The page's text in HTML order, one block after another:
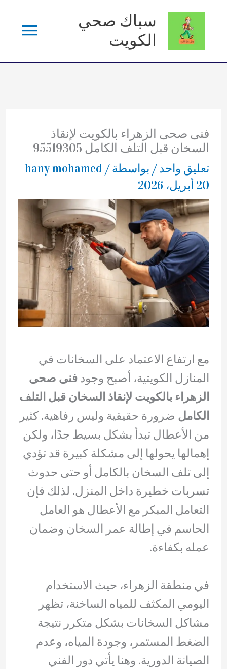
تخطي
المحتوى
سباك صحي
الكويت
فنى صحى الزهراء بالكويت لإنقاذ
السخان قبل التلف الكامل 95519305
تعليق واحد / بواسطة hany mohamed /
20 أبريل، 2026
مع ارتفاع الاعتماد على السخانات في
المنازل الكويتية، أصبح وجودفنى صحى
الزهراء بالكويت لإنقاذ السخان قبل التلف
الكامل ضرورة حقيقية وليس رفاهية. كثير
من الأعطال تبدأ بشكل بسيط جدًا، ولكن
إهمالها يحولها إلى مشكلة كبيرة قد تؤدي
إلى تلف السخان بالكامل أو حتى حدوث
تسربات خطيرة داخل المنزل. لذلك فإن
التعامل المبكر مع الأعطال هو العامل
الحاسم في إطالة عمر السخان وضمان
عمله بكفاءة.
في منطقة الزهراء، حيث الاستخدام
اليومي المكثف للمياه الساخنة، تظهر
مشاكل السخانات بشكل متكرر نتيجة
الضغط المستمر، وجودة المياه، وعدم
الصيانة الدورية. وهنا يأتي دور الفني